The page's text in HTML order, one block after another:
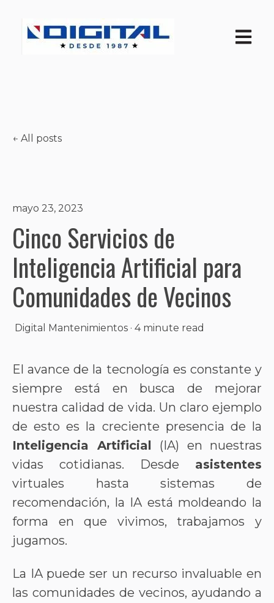
Open
All posts
mayo 23, 2023
Cinco Servicios de
Inteligencia Artificial para
Comunidades de Vecinos
Digital Mantenimientos · 4 minute read
El avance de la tecnología es constante y
siempre está en busca de mejorar
nuestra calidad de vida. Un claro ejemplo
de esto es la creciente presencia de la
Inteligencia Artificial (IA) en nuestras
vidas cotidianas. Desde asistentes
virtuales hasta sistemas de
recomendación, la IA está moldeando la
forma en que vivimos, trabajamos y
jugamos.
La IA puede ser un recurso invaluable en
las comunidades de vecinos, ayudando a